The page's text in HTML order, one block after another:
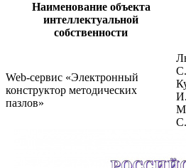
Наименование объекта
интеллектуальной
собственности
Web-сервис «Электронный
конструктор методических
пазлов»